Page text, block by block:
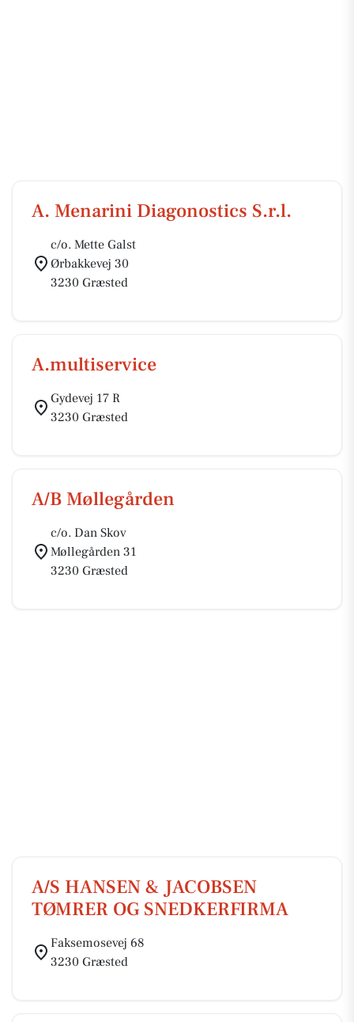
A. Menarini Diagonostics S.r.l.
c/o. Mette Galst
Ørbakkevej 30
3230 Græsted
A.multiservice
Gydevej 17 R
3230 Græsted
A/B Møllegården
c/o. Dan Skov
Møllegården 31
3230 Græsted
A/S HANSEN & JACOBSEN
TØMRER OG SNEDKERFIRMA
Faksemosevej 68
3230 Græsted